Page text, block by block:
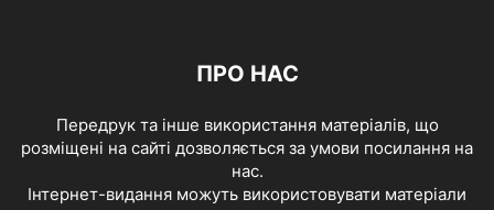
ПРО НАС
Передрук та інше використання матеріалів, що
розміщені на сайті дозволяється за умови посилання на
нас.
Інтернет-видання можуть використовувати матеріали